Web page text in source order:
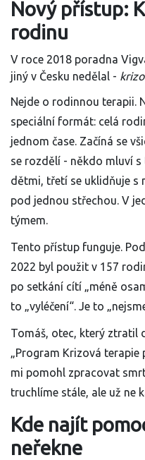
Nový přístup:
rodinu
V roce 2018 poradna
jiný v Česku nedělal -
Nejde o rodinnou terapii.
speciální formát: celá
jednom čase. Začíná se
se rozdělí - někdo mluví s
dětmi, třetí se uklidňuje s
pod jednou střechou. V
týmem.
Tento přístup funguje.
2022 byl použit v 157
po setkání cítí „méně
to „vyléčení“. Je to
Tomáš, otec, který ztratil
„Program Krizová
mi pomohl zpracovat
truchlíme stále, ale už ne
Kde najít
neřekne